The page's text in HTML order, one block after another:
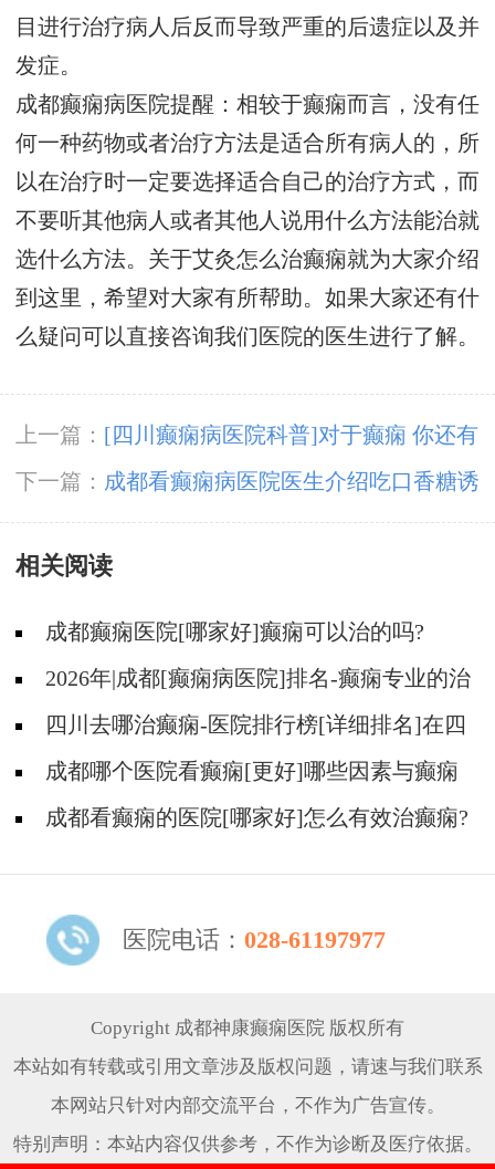
目进行治疗病人后反而导致严重的后遗症以及并
发症。
成都癫痫病医院提醒：相较于癫痫而言，没有任
何一种药物或者治疗方法是适合所有病人的，所
以在治疗时一定要选择适合自己的治疗方式，而
不要听其他病人或者其他人说用什么方法能治就
选什么方法。关于艾灸怎么治癫痫就为大家介绍
到这里，希望对大家有所帮助。如果大家还有什
么疑问可以直接咨询我们医院的医生进行了解。
上一篇： [四川癫痫病医院科普]对于癫痫 你还有
这些“误会”吗？
下一篇： 成都看癫痫病医院医生介绍吃口香糖诱
发癫痫的真假
相关阅读
成都癫痫医院[哪家好]癫痫可以治的吗?
2026年|成都[癫痫病医院]排名-癫痫专业的治
疗方法都有什么?
四川去哪治癫痫-医院排行榜[详细排名]在四
川治疗癫痫病要多少钱?
成都哪个医院看癫痫[更好]哪些因素与癫痫
发作的治疗费用有关?
成都看癫痫的医院[哪家好]怎么有效治癫痫?
医院电话： 028-61197977
Copyright 成都神康癫痫医院 版权所有
本站如有转载或引用文章涉及版权问题，请速与我们联系
本网站只针对内部交流平台，不作为广告宣传。
特别声明：本站内容仅供参考，不作为诊断及医疗依据。